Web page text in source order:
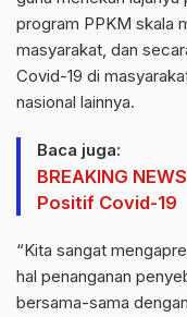
program PPKM skala
masyarakat, dan
Covid-19 di
nasional lainnya.
Baca juga:
BREAKING
Positif Covid-19
“Kita sangat
hal penanganan
bersama-sama